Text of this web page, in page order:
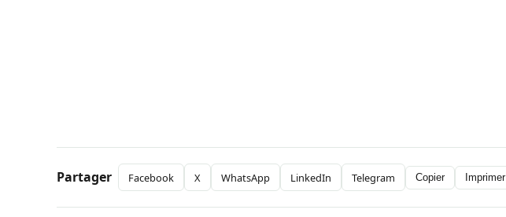
Partager Facebook X WhatsApp LinkedIn Telegram Copier Imprimer